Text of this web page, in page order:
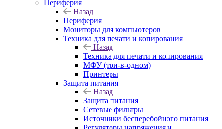
Периферия
Назад
Периферия
Мониторы для компьютеров
Техника для печати и копирования
Назад
Техника для печати и копирования
МФУ (три-в-одном)
Принтеры
Защита питания
Назад
Защита питания
Сетевые фильтры
Источники бесперебойного питания
Регуляторы напряжения и